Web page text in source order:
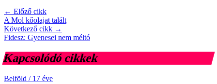
← Előző cikk
A Mol kőolajat talált
Következő cikk →
Fidesz: Gyenesei nem méltó
Kapcsolódó cikkek
Belföld / 17 éve